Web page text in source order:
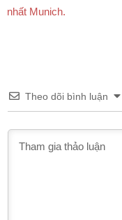
nhất Munich.
Theo dõi bình luận